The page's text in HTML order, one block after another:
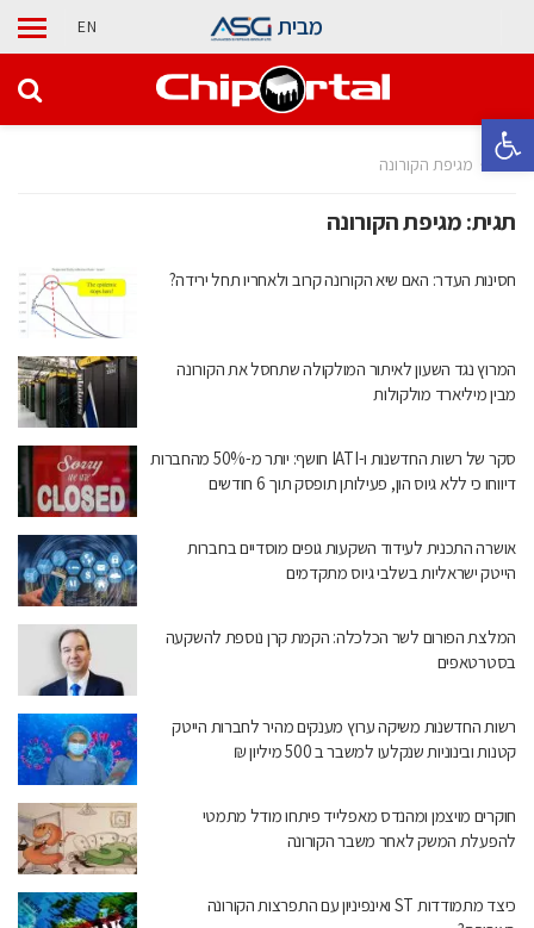
פתח סרגל נגישות
מבית EN
בית מגיפת הקורונה
תגית:מגיפת הקורונה
חסינות העדר: האם שיא הקורונה קרוב ולאחריו תחל ירידה?
המרוץ נגד השעון לאיתור המולקולה שתחסל את הקורונה
מבין מיליארד מולקולות
סקר של רשות החדשנות ו-IATI חושף: יותר מ-50% מהחברות
דיווחו כי ללא גיוס הון, פעילותן תופסק תוך 6 חודשים
אושרה התכנית לעידוד השקעות גופים מוסדיים בחברות
הייטק ישראליות בשלבי גיוס מתקדמים
המלצת הפורום לשר הכלכלה: הקמת קרן נוספת להשקעה
בסטרטאפים
רשות החדשנות משיקה ערוץ מענקים מהיר לחברות הייטק
קטנות ובינוניות שנקלעו למשבר ב 500 מיליון ₪
חוקרים מויצמן ומהנדס מאפלייד פיתחו מודל מתמטי
להפעלת המשק לאחר משבר הקורונה
כיצד מתמודדות ST ואינפיניון עם התפרצות הקורונה